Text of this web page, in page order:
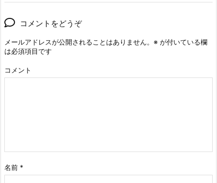
コメントをどうぞ
メールアドレスが公開されることはありません。 ※ が付いている欄
は必須項目です
コメント
名前 *